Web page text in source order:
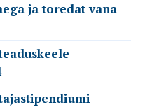
ja toredat vana